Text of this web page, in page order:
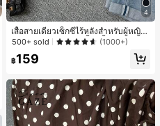
4
เสื้อสายเดี่ยวเซ็กซี่ไร้หลังสำหรับผู้หญิง
พร้อมบราแบบมีฟองน้ำ, เสื้อกล้ามแขน
500+ sold (1000+)
฿159